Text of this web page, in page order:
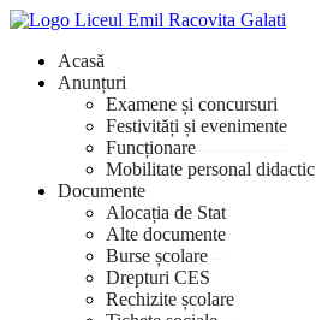
Acasă
Anunțuri
Examene și concursuri
Festivități și evenimente
Funcționare
Mobilitate personal didactic
Documente
Alocația de Stat
Alte documente
Burse școlare
Drepturi CES
Rechizite școlare